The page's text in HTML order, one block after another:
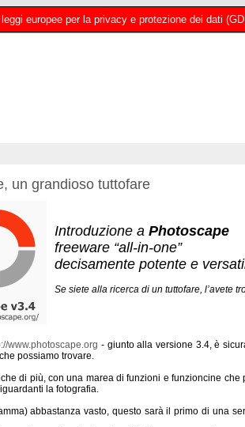
europee per la privacy e protezione dei dati
un grandioso tuttofare
Introduzione a Photoscape
freeware “all-in-one”
decisamente potente e
Se siete alla ricerca di un tuttofare, l’avete
www.photoscape.org - giunto alla versione 3.4, è
possiamo trovare.
di più, con una marea di funzioni e funzioncine
la fotografia.
abbastanza vasto, questo sarà il primo di una